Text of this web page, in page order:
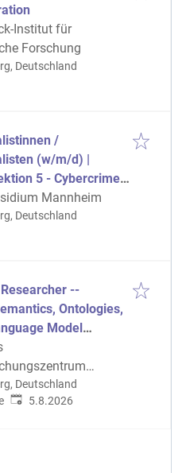
Institut für
Forschung
Deutschland
/
(w/m/d) |
5 - Cybercrime
Mannheim
Deutschland
--
Ontologies,
Model
Deutschland
Veröffentlicht
5.8.2026